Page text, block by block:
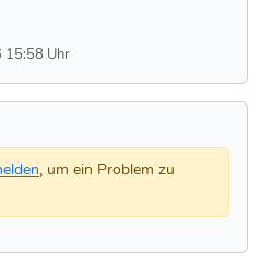
15:58 Uhr
, um ein Problem zu